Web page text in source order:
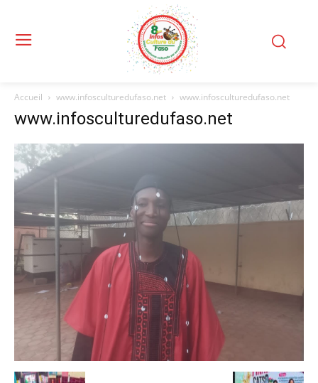
Accueil www.infosculturedufaso.net www.infosculturedufaso.net
www.infosculturedufaso.net